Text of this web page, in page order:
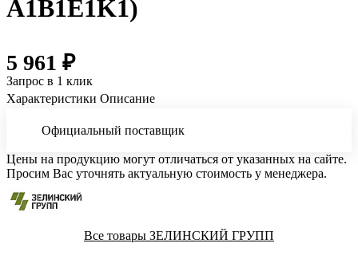
A1B1E1K1)
5 961 ₽
Запрос в 1 клик
Характеристики Описание
Официальный поставщик
Цены на продукцию могут отличаться от указанных на сайте.
Просим Вас уточнять актуальную стоимость у менеджера.
Все товары ЗЕЛИНСКИЙ ГРУПП